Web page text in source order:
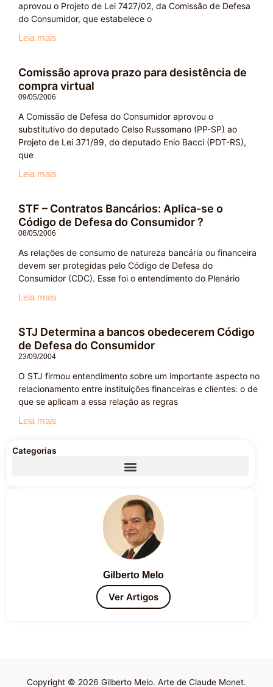
aprovou o Projeto de Lei 7427/02, da Comissão de Defesa
do Consumidor, que estabelece o
Leia mais
Comissão aprova prazo para desistência de
compra virtual
09/05/2006
A Comissão de Defesa do Consumidor aprovou o
substitutivo do deputado Celso Russomano (PP-SP) ao
Projeto de Lei 371/99, do deputado Enio Bacci (PDT-RS),
que
Leia mais
STF – Contratos Bancários: Aplica-se o
Código de Defesa do Consumidor ?
08/05/2006
As relações de consumo de natureza bancária ou financeira
devem ser protegidas pelo Código de Defesa do
Consumidor (CDC). Esse foi o entendimento do Plenário
Leia mais
STJ Determina a bancos obedecerem Código
de Defesa do Consumidor
23/09/2004
O STJ firmou entendimento sobre um importante aspecto no
relacionamento entre instituições financeiras e clientes: o de
que se aplicam a essa relação as regras
Leia mais
Categorias
Gilberto Melo
Ver Artigos
Copyright © 2026 Gilberto Melo. Arte de Claude Monet.